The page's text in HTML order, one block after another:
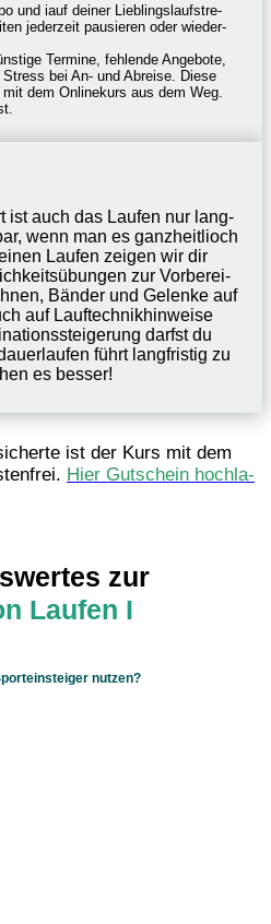
und iauf deiner Lieb­lings­lauf­stre­
jeder­zeit pausie­ren oder wieder­
Termine, fehlende Ange­bote,
bei An- und Abreise. Diese
dem Online­kurs aus dem Weg.
ist auch das Laufen nur lang­
wenn man es ganz­heit­lioch
Laufen zeigen wir dir
zur Vorbe­rei­
Bänder und Gelenke auf
auf Lauf­tech­nik­hin­weise
darfst du
führt lang­fris­tig zu
es besser!
ist der Kurs mit dem
Hier Gutschein hoch­la­
zur
Laufen I
nutzen?